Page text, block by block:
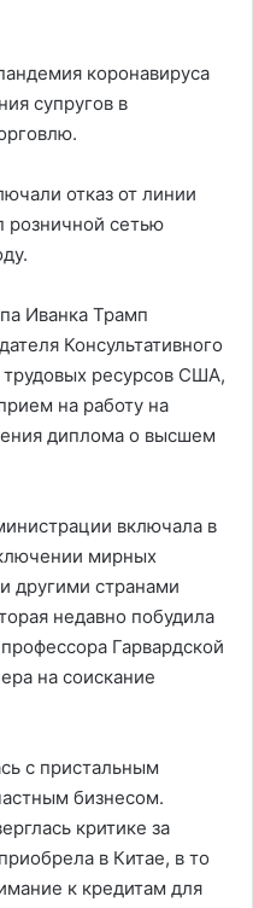
коронавируса
супругов в
отказ от линии
сетью
Иванка Трамп
Консультативного
трудовых ресурсов США,
на работу на
диплома о высшем
включала в
мирных
другими странами
недавно побудила
Гарвардской
на соискание
с пристальным
бизнесом.
критике за
в Китае, в то
к кредитам для